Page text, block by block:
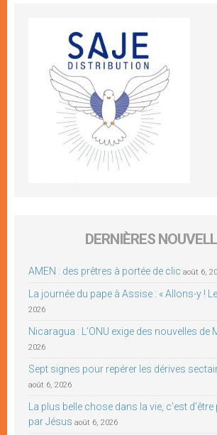
DERNIÈRES
AMEN : des prêtres à portée de clic août 6,
La journée du pape à Assise : « Allons-y !
2026
Nicaragua : L’ONU exige des nouvelles de
2026
Sept signes pour repérer les dérives
août 6, 2026
La plus belle chose dans la vie, c’est
par Jésus août 6, 2026